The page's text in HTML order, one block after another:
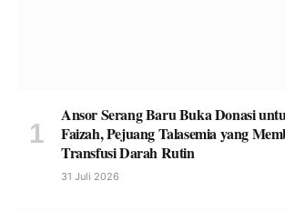
Ansor Serang Baru Buka Donasi
Faizah, Pejuang Talasemia yang
Transfusi Darah Rutin
31 Juli 2026